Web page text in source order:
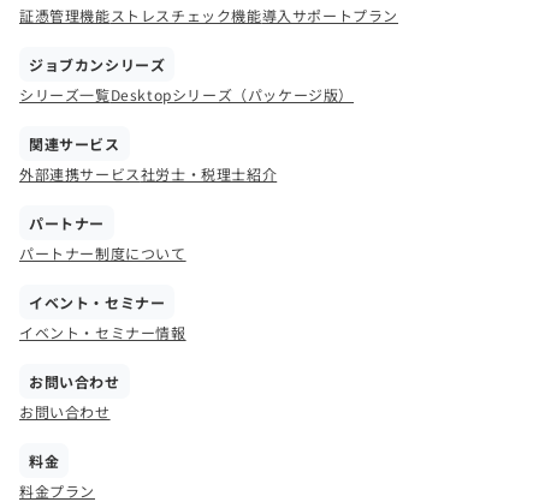
証憑管理機能ストレスチェック機能導入サポートプラン
ジョブカンシリーズ
シリーズ一覧Desktopシリーズ（パッケージ版）
関連サービス
外部連携サービス社労士・税理士紹介
パートナー
パートナー制度について
イベント・セミナー
イベント・セミナー情報
お問い合わせ
お問い合わせ
料金
料金プラン